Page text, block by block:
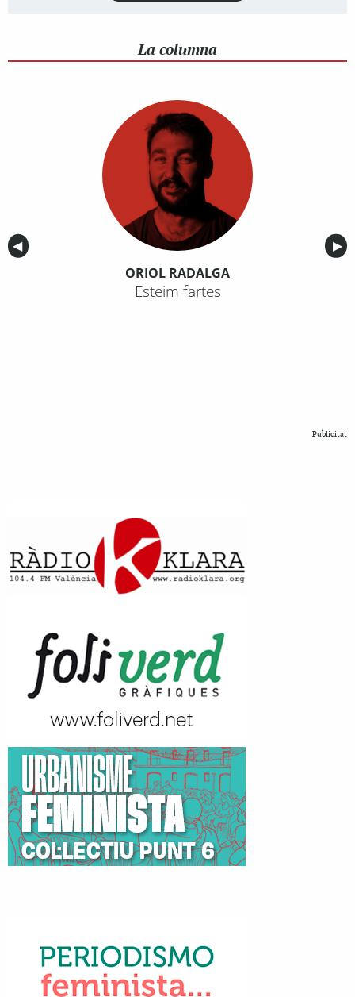
La columna
Anterior
◀︎ ▶︎
ORIOL RADALGA
Esteim fartes
Publicitat